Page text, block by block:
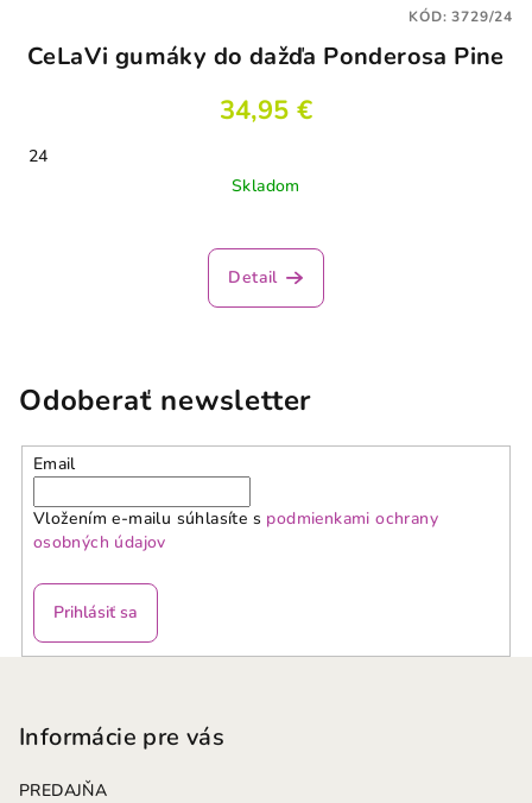
CeLaVi gumáky do dažďa Ponderosa Pine
34,95 €
24
Skladom
Detail
KÓD:3729/24
Odoberať newsletter
Email
Vložením e-mailu súhlasíte s podmienkami ochrany
osobných údajov
Prihlásiť sa
Informácie pre vás
PREDAJŇA